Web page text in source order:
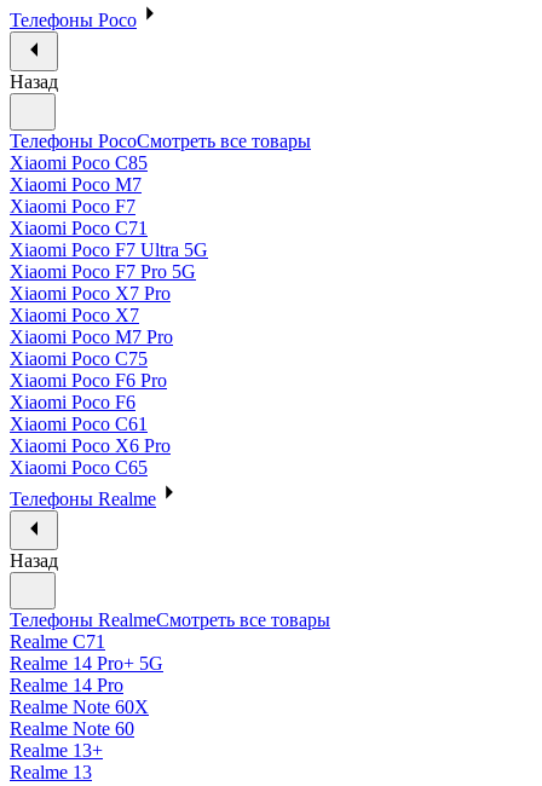
Телефоны Poco
Назад
Телефоны PocoСмотреть все товары
Xiaomi Poco C85
Xiaomi Poco M7
Xiaomi Poco F7
Xiaomi Poco C71
Xiaomi Poco F7 Ultra 5G
Xiaomi Poco F7 Pro 5G
Xiaomi Poco X7 Pro
Xiaomi Poco X7
Xiaomi Poco M7 Pro
Xiaomi Poco C75
Xiaomi Poco F6 Pro
Xiaomi Poco F6
Xiaomi Poco C61
Xiaomi Poco X6 Pro
Xiaomi Poco C65
Телефоны Realme
Назад
Телефоны RealmeСмотреть все товары
Realme C71
Realme 14 Pro+ 5G
Realme 14 Pro
Realme Note 60X
Realme Note 60
Realme 13+
Realme 13